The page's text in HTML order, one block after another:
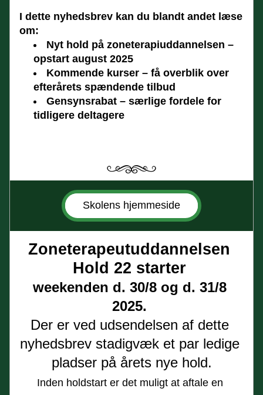
I dette nyhedsbrev kan du blandt andet læse
om:
Nyt hold på zoneterapiuddannelsen –
opstart august 2025
Kommende kurser – få overblik over
efterårets spændende tilbud
Gensynsrabat – særlige fordele for
tidligere deltagere
Skolens hjemmeside
Zoneterapeutuddannelsen
Hold 22 starter
weekenden d. 30/8 og d. 31/8
2025.
Der er ved udsendelsen af dette
nyhedsbrev stadigvæk et par ledige
pladser på årets nye hold.
Inden holdstart er det muligt at aftale en